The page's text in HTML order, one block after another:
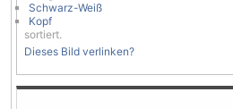
Schwarz-Weiß
Kopf
sortiert.
Dieses Bild verlinken?